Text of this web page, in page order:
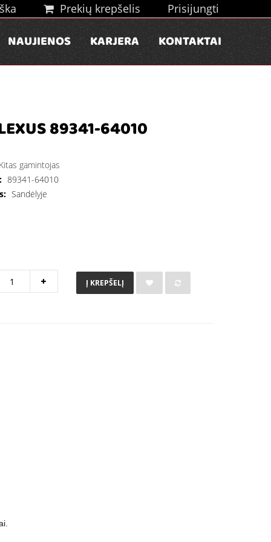
Prekių krepšelis Prisijungti
NAUJIENOS KARJERA KONTAKTAI
89341-64010
gamintojas
89341-64010
Sandėlyje
Į KREPŠELĮ